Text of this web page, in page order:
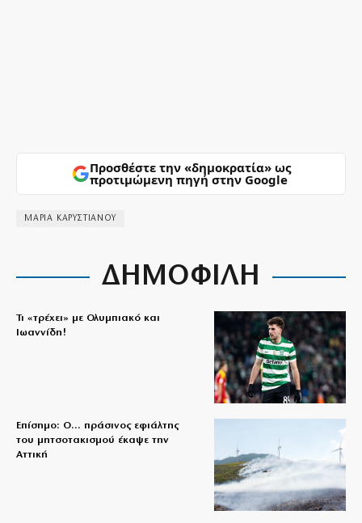
Προσθέστε την «δημοκρατία» ως
προτιμώμενη πηγή στην Google
ΜΑΡΙΑ ΚΑΡΥΣΤΙΑΝΟΥ
ΔΗΜΟΦΙΛΗ
Τι «τρέχει» με Ολυμπιακό και
Ιωαννίδη!
Επίσημο: Ο… πράσινος εφιάλτης
του μητσοτακισμού έκαψε την
Αττική